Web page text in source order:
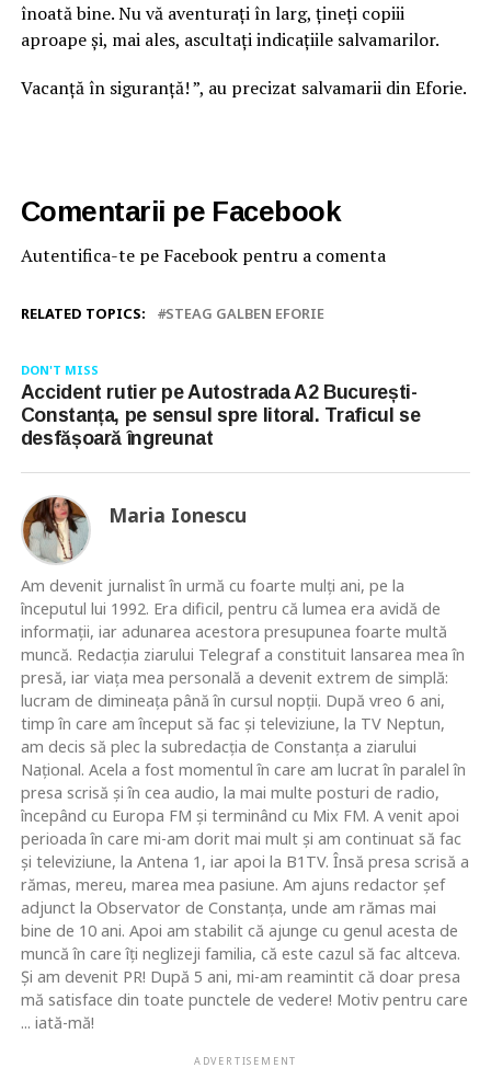
înoată bine. Nu vă aventurați în larg, țineți copiii
aproape și, mai ales, ascultați indicațiile salvamarilor.
Vacanță în siguranță! ”, au precizat salvamarii din Eforie.
Comentarii pe Facebook
Autentifica-te pe Facebook pentru a comenta
RELATED TOPICS: STEAG GALBEN EFORIE
DON'T MISS
Accident rutier pe Autostrada A2 București-
Constanța, pe sensul spre litoral. Traficul se
desfășoară îngreunat
Maria Ionescu
Am devenit jurnalist în urmă cu foarte mulţi ani, pe la
începutul lui 1992. Era dificil, pentru că lumea era avidă de
informaţii, iar adunarea acestora presupunea foarte multă
muncă. Redacţia ziarului Telegraf a constituit lansarea mea în
presă, iar viaţa mea personală a devenit extrem de simplă:
lucram de dimineaţa până în cursul nopţii. După vreo 6 ani,
timp în care am început să fac şi televiziune, la TV Neptun,
am decis să plec la subredacţia de Constanţa a ziarului
Naţional. Acela a fost momentul în care am lucrat în paralel în
presa scrisă şi în cea audio, la mai multe posturi de radio,
începând cu Europa FM şi terminând cu Mix FM. A venit apoi
perioada în care mi-am dorit mai mult şi am continuat să fac
şi televiziune, la Antena 1, iar apoi la B1TV. Însă presa scrisă a
rămas, mereu, marea mea pasiune. Am ajuns redactor şef
adjunct la Observator de Constanţa, unde am rămas mai
bine de 10 ani. Apoi am stabilit că ajunge cu genul acesta de
muncă în care îţi neglizeji familia, că este cazul să fac altceva.
Şi am devenit PR! După 5 ani, mi-am reamintit că doar presa
mă satisface din toate punctele de vedere! Motiv pentru care
... iată-mă!
ADVERTISEMENT